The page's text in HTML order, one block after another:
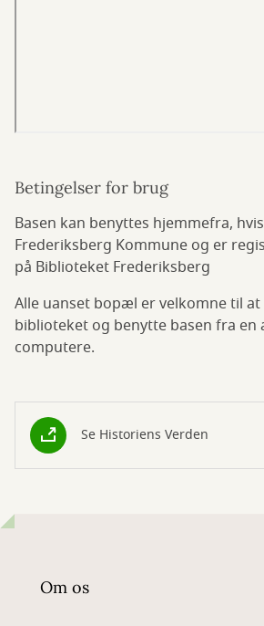
Betingelser for brug
Basen kan benyttes hjemmefra,
Frederiksberg Kommune og er
på Biblioteket Frederiksberg
Alle uanset bopæl er velkomne til
biblioteket og benytte basen fra en
computere.
Se Historiens Verden
Om os